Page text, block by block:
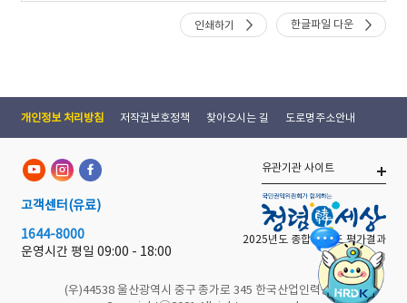
한글파일 다운
인쇄하기
개인정보 처리방침 저작권보호정책 찾아오시는 길 도로명주소안내
고객센터 (유료)
1644-8000
운영시간 평일 09:00 - 18:00
(우)44538 울산광역시 중구 종가로 345 한국산업인력공단
유관기관 사이트
2025년도 종합 청렴도 평가결과